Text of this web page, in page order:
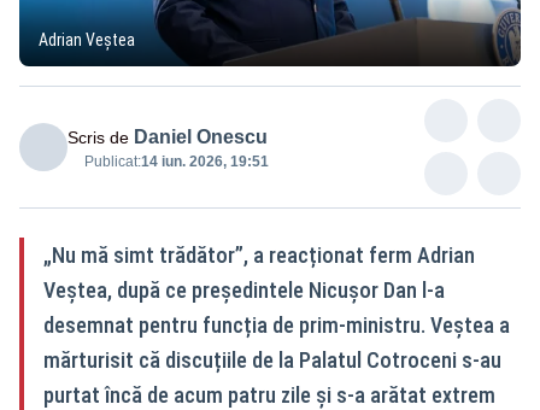
Adrian Veștea
Scris de Daniel Onescu
Publicat:14 iun. 2026, 19:51
„Nu mă simt trădător”, a reacționat ferm Adrian
Veștea, după ce președintele Nicușor Dan l-a
desemnat pentru funcția de prim-ministru. Veștea a
mărturisit că discuțiile de la Palatul Cotroceni s-au
purtat încă de acum patru zile și s-a arătat extrem